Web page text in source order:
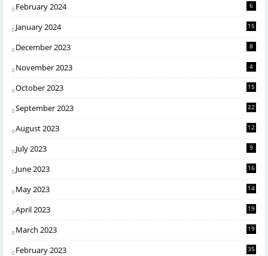
February 2024 6
January 2024 15
December 2023 8
November 2023 4
October 2023 15
September 2023 22
August 2023 12
July 2023 9
June 2023 16
May 2023 14
April 2023 19
March 2023 19
February 2023 35